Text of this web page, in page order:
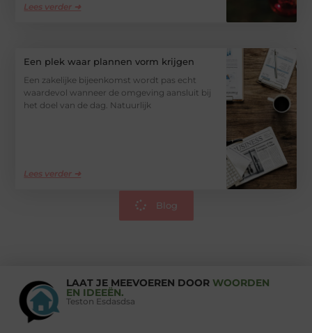
Lees verder ➜
Een plek waar plannen vorm krijgen
Een zakelijke bijeenkomst wordt pas echt
waardevol wanneer de omgeving aansluit bij
het doel van de dag. Natuurlijk
Lees verder ➜
Blog
LAAT JE MEEVOEREN DOOR WOORDEN
EN IDEEËN.
Teston Esdasdsa